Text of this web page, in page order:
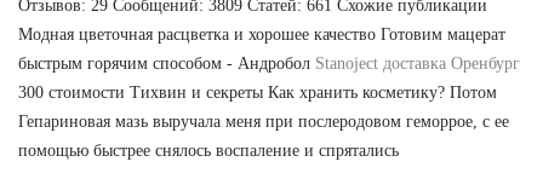
Отзывов: 29 Сообщений: 3809 Статей: 661 Схожие публикации
Модная цветочная расцветка и хорошее качество Готовим мацерат
быстрым горячим способом - Андробол Stanoject доставка Оренбург
300 стоимости Тихвин и секреты Как хранить косметику? Потом
Гепариновая мазь выручала меня при послеродовом геморрое, с ее
помощью быстрее снялось воспаление и спрятались